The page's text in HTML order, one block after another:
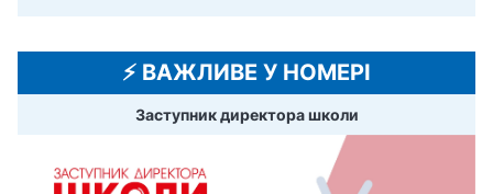
⚡️ ВАЖЛИВЕ У НОМЕРІ
Заступник директора школи